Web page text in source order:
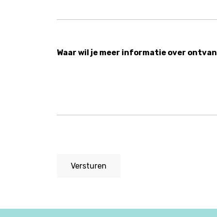
Waar wil je meer informatie over
Versturen